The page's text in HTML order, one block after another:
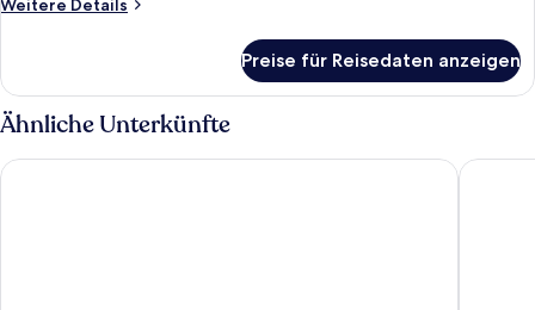
Preise für Reisedaten anzeigen
Ähnliche Unterkünfte
Calheta Beach - All Inclusive Enotel